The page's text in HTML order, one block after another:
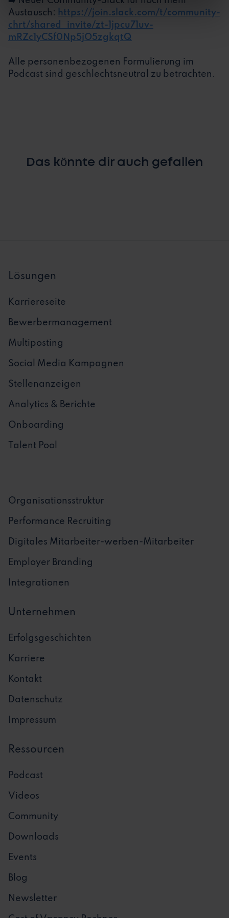
Austausch: https://join.slack.com/t/community-
chrt/shared_invite/zt-1jpcu71uv-
mRZc1yCSf0Np5jO5zgkqtQ
Alle personenbezogenen Formulierung im
Podcast sind geschlechtsneutral zu betrachten.
Das könnte dir auch gefallen
Lösungen
Karriereseite
Bewerbermanagement
Multiposting
Social Media Kampagnen
Stellenanzeigen
Analytics & Berichte
Onboarding
Talent Pool
Organisationsstruktur
Performance Recruiting
Digitales Mitarbeiter-werben-Mitarbeiter
Employer Branding
Integrationen
Unternehmen
Erfolgsgeschichten
Karriere
Kontakt
Datenschutz
Impressum
Ressourcen
Podcast
Videos
Community
Downloads
Events
Blog
Newsletter